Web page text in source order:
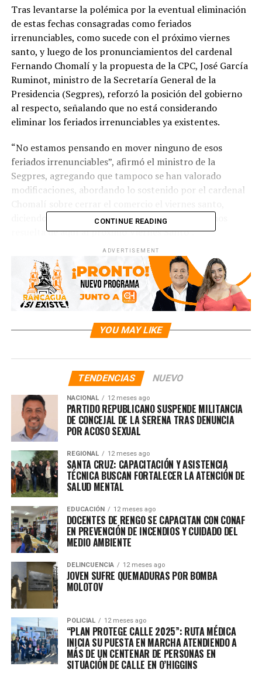
Tras levantarse la polémica por la eventual eliminación
de estas fechas consagradas como feriados
irrenunciables, como sucede con el próximo viernes
santo, y luego de los pronunciamientos del cardenal
Fernando Chomalí y la propuesta de la CPC, José García
Ruminot, ministro de la Secretaría General de la
Presidencia (Segpres), reforzó la posición del gobierno
al respecto, señalando que no está considerando
eliminar los feriados irrenunciables ya existentes.
“No estamos pensando en mover ninguno de esos
feriados irrenunciables”, afirmó el ministro de la
Segpres, agregando que tampoco se han valorado
modificaciones, abordando lo sostenido por el cardenal
diciendo “es una conversación que no la tendremos
resuelta de aquí al próximo Viernes Santo”.
RELATED TOPICS:
UP NEXT
POR DECRETOS AMBIENTALES RETIRADOS: 247
KAST
“NO ME ACUERDO”: RODRIGO ROJAS VADE ENTREGA SUS
PRIMERAS DECLARACIONES LUEGO DEL POSIBLE
CONTINUE READING
ADVERTISEMENT
YOU MAY LIKE
TENDENCIAS NUEVO
NACIONAL 12 meses ago
PARTIDO REPUBLICANO SUSPENDE MILITANCIA
DE CONCEJAL DE LA SERENA TRAS DENUNCIA
POR ACOSO SEXUAL
REGIONAL 12 meses ago
SANTA CRUZ: CAPACITACIÓN Y ASISTENCIA
TÉCNICA BUSCAN FORTALECER LA ATENCIÓN DE
SALUD MENTAL
EDUCACIÓN 12 meses ago
DOCENTES DE RENGO SE CAPACITAN CON CONAF
EN PREVENCIÓN DE INCENDIOS Y CUIDADO DEL
MEDIO AMBIENTE
DELINCUENCIA 12 meses ago
JOVEN SUFRE QUEMADURAS POR BOMBA
MOLOTOV
POLICIAL 12 meses ago
“PLAN PROTEGE CALLE 2025”: RUTA MÉDICA
INICIA SU PUESTA EN MARCHA ATENDIENDO A
MÁS DE UN CENTENAR DE PERSONAS EN
SITUACIÓN DE CALLE EN O’HIGGINS